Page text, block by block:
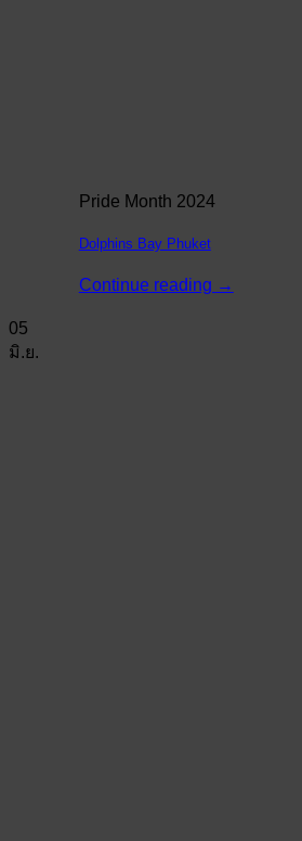
Pride Month 2024
Dolphins Bay Phuket
Continue reading →
05
มิ.ย.